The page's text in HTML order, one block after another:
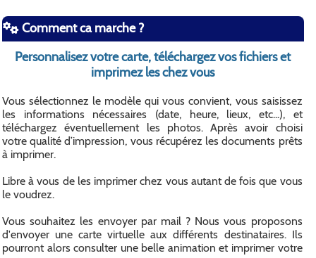
Comment ca marche ?
Personnalisez votre carte, téléchargez vos fichiers et
imprimez les chez vous
Vous sélectionnez le modèle qui vous convient, vous saisissez
les informations nécessaires (date, heure, lieux, etc...), et
téléchargez éventuellement les photos. Après avoir choisi
votre qualité d’impression, vous récupérez les documents prêts
à imprimer.
Libre à vous de les imprimer chez vous autant de fois que vous
le voudrez.
Vous souhaitez les envoyer par mail ? Nous vous proposons
d'envoyer une carte virtuelle aux différents destinataires. Ils
pourront alors consulter une belle animation et imprimer votre